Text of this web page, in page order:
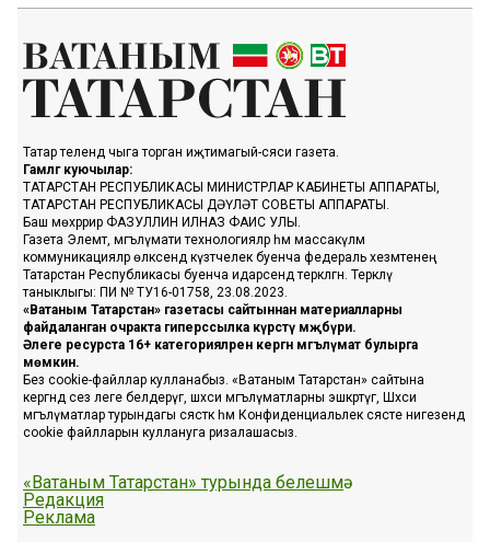
Татар телендә чыга торган иҗтимагый-сәяси газета.
Гамәлгә куючылар:
ТАТАРСТАН РЕСПУБЛИКАСЫ МИНИСТРЛАР КАБИНЕТЫ АППАРАТЫ,
ТАТАРСТАН РЕСПУБЛИКАСЫ ДӘҮЛӘТ СОВЕТЫ АППАРАТЫ.
Баш мөхәррир ФАЗУЛЛИН ИЛНАЗ ФАИС УЛЫ.
Газета Элемтә, мәгълүмати технологияләр һәм массакүләм
коммуникацияләр өлкәсендә күзәтчелек буенча федераль хезмәтенең
Татарстан Республикасы буенча идарәсендә теркәлгән. Теркәлү
таныклыгы: ПИ № ТУ16-01758, 23.08.2023.
«Ватаным Татарстан» газетасы сайтыннан материалларны
файдаланган очракта гиперссылка күрсәтү мәҗбүри.
Әлеге ресурста 16+ категорияләренә кергән мәгълүмат булырга
мөмкин.
Без cookie-файллар кулланабыз. «Ватаным Татарстан» сайтына
кергәндә сез әлеге белдерүгә, шәхси мәгълүматларны эшкәртүгә, Шәхси
мәгълүматлар турындагы сәясәткә һәм Конфиденциальлек сәясәте нигезендә
cookie файлларын куллануга ризалашасыз.
«Ватаным Татарстан» турында белешмә
Редакция
Реклама